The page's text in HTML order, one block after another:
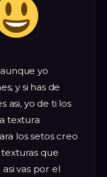
yo
y si has de
asi, yo de ti los
textura
los setos creo
que
vas por el